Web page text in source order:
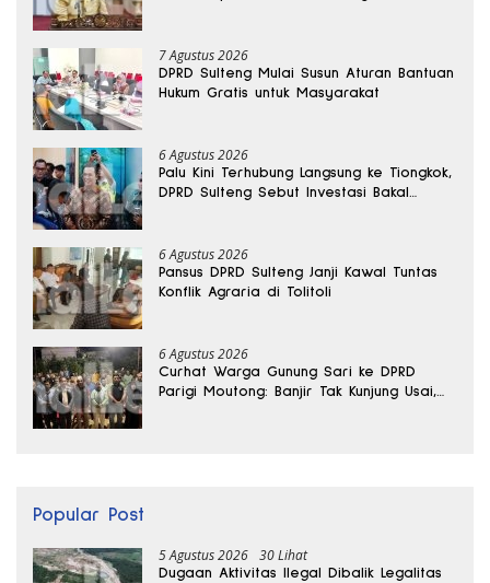
7 Agustus 2026
DPRD Sulteng Mulai Susun Aturan Bantuan
Hukum Gratis untuk Masyarakat
6 Agustus 2026
Palu Kini Terhubung Langsung ke Tiongkok,
DPRD Sulteng Sebut Investasi Bakal
6 Agustus 2026
Pansus DPRD Sulteng Janji Kawal Tuntas
Konflik Agraria di Tolitoli
6 Agustus 2026
Curhat Warga Gunung Sari ke DPRD
Parigi Moutong: Banjir Tak Kunjung Usai,
Popular Post
5 Agustus 2026 30 Lihat
Dugaan Aktivitas Ilegal Dibalik Legalitas